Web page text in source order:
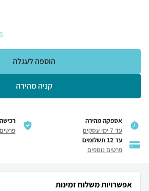
קניה מהירה
הוספה לעגלה
אספקה מהירה
עד 7 ימי עסקים
עד 12 תשלומים
פרטים נוספים
אפשרויות משלוח זמינות